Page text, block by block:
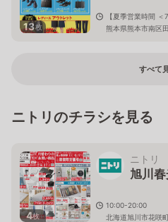
13枚
【夏季営業時間
熊本県熊本市南区
すべて
ニトリのチラシを見る
4枚
ニトリ
旭川
10:00-20:00
北海道旭川市花咲